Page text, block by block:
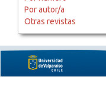
Por autor/a
Otras revistas